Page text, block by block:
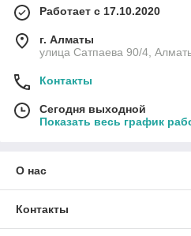
Работает с 17.10.2020
г. Алматы
улица Сатпаева 90/4,
Контакты
Сегодня выходной
Показать весь график
О нас
Контакты